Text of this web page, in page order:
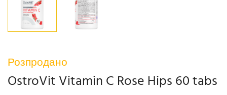
Розпродано
OstroVit Vitamin C Rose Hips 60 tabs